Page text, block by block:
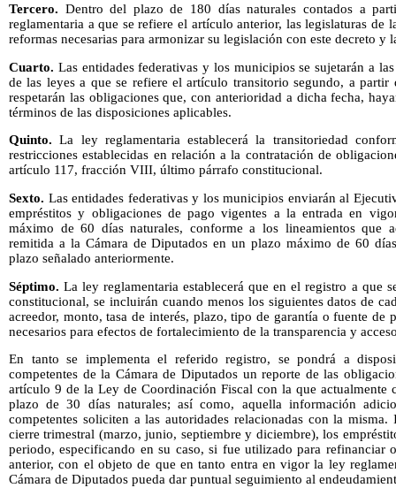
Tercero. Dentro del plazo de 180 días naturales contados a
reglamentaria a que se refiere el artículo anterior, las legislaturas de
reformas necesarias para armonizar su legislación con este decreto y
Cuarto. Las entidades federativas y los municipios se sujetarán a
de las leyes a que se refiere el artículo transitorio segundo, a
respetarán las obligaciones que, con anterioridad a dicha fecha,
términos de las disposiciones aplicables.
Quinto. La ley reglamentaria establecerá la transitoriedad
restricciones establecidas en relación a la contratación de
artículo 117, fracción VIII, último párrafo constitucional.
Sexto. Las entidades federativas y los municipios enviarán al
empréstitos y obligaciones de pago vigentes a la entrada en
máximo de 60 días naturales, conforme a los lineamientos que
remitida a la Cámara de Diputados en un plazo máximo de 60
plazo señalado anteriormente.
Séptimo. La ley reglamentaria establecerá que en el registro a
constitucional, se incluirán cuando menos los siguientes datos de
acreedor, monto, tasa de interés, plazo, tipo de garantía o fuente de
necesarios para efectos de fortalecimiento de la transparencia y
En tanto se implementa el referido registro, se pondrá a
competentes de la Cámara de Diputados un reporte de las
artículo 9 de la Ley de Coordinación Fiscal con la que actualmente
plazo de 30 días naturales; así como, aquella información
competentes soliciten a las autoridades relacionadas con la
cierre trimestral (marzo, junio, septiembre y diciembre), los
periodo, especificando en su caso, si fue utilizado para refinanciar
anterior, con el objeto de que en tanto entra en vigor la ley
Cámara de Diputados pueda dar puntual seguimiento al